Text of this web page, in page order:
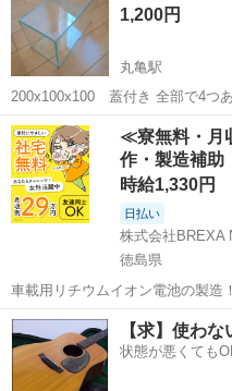
1,200円
丸亀駅
200x100x100 蓋付き 全部で4つ
りでも構いません。
香川 丸亀市 丸亀駅 テ
≪寮無料・月
作・製造補助
時給1,330円
日払い
株式会社BREXA
徳島県
車載用リチウムイオン電池の製造
躍中！寮費無料★備品付き1R寮完
駐車場完備◎正社員登用制度あり！《
場のお仕事 ◇車載用リチウ...
徳島 その他
【求】使わ
状態が悪くても